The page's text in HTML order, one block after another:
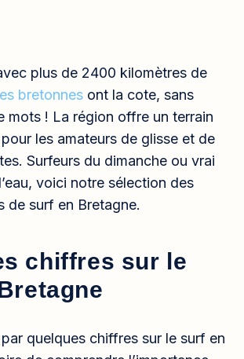
plus de 2400 kilomètres de
bretonnes ont la cote, sans
mots ! La région offre un terrain
les amateurs de glisse et de
Surfeurs du dimanche ou vrai
voici notre sélection des
de surf en Bretagne.
chiffres sur le
quelques chiffres sur le surf en